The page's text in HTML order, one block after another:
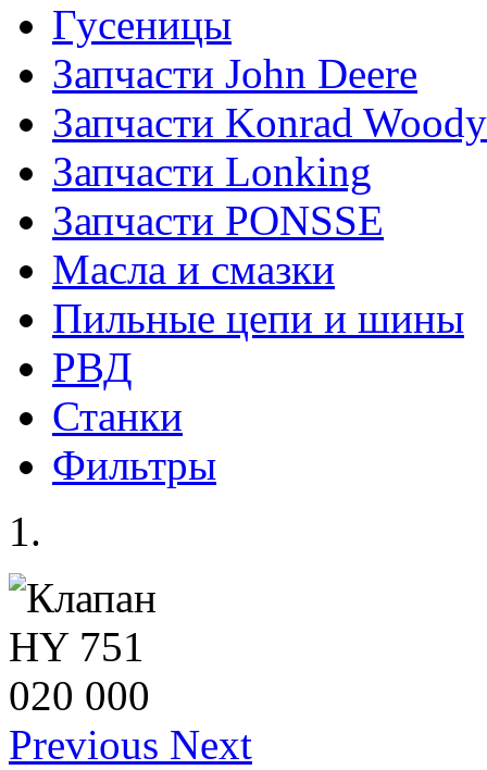
Гусеницы
Запчасти John Deere
Запчасти Konrad Woody
Запчасти Lonking
Запчасти PONSSE
Масла и смазки
Пильные цепи и шины
РВД
Станки
Фильтры
Previous Next